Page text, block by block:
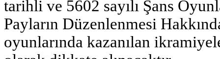
tarihli ve 5602 sayılı Şans
Payların Düzenlenmesi
oyunlarında kazanılan